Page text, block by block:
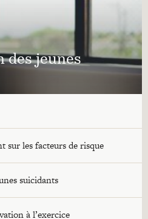
des jeunes
sur les facteurs de risque
suicidants
à l’exercice